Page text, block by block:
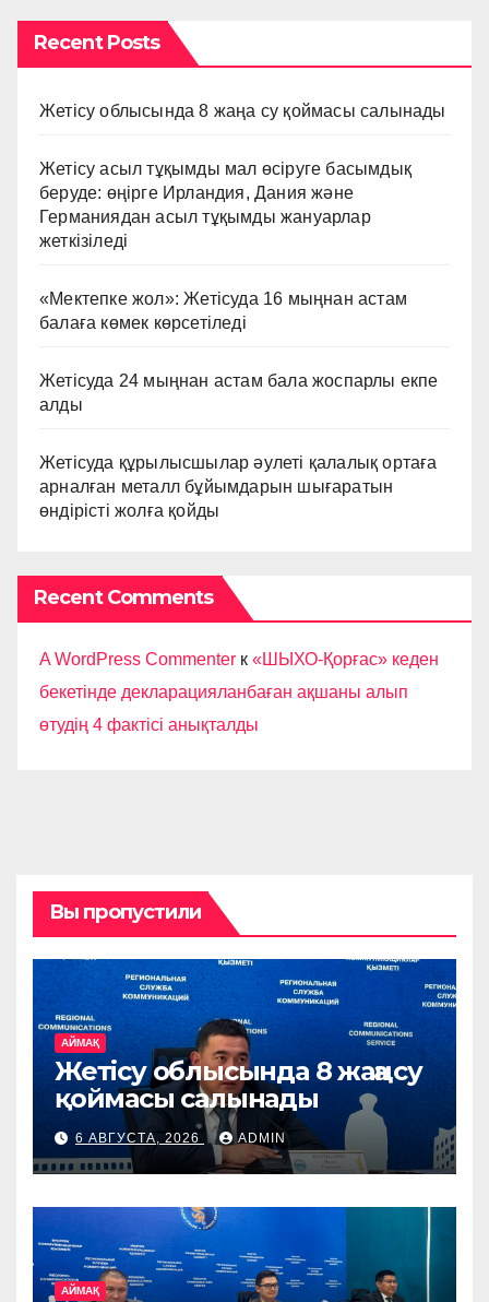
Recent Posts
Жетісу облысында 8 жаңа су қоймасы салынады
Жетісу асыл тұқымды мал өсіруге басымдық
беруде: өңірге Ирландия, Дания және
Германиядан асыл тұқымды жануарлар
жеткізіледі
«Мектепке жол»: Жетісуда 16 мыңнан астам
балаға көмек көрсетіледі
Жетісуда 24 мыңнан астам бала жоспарлы екпе
алды
Жетісуда құрылысшылар әулеті қалалық ортаға
арналған металл бұйымдарын шығаратын
өндірісті жолға қойды
Recent Comments
A WordPress Commenter к «ШЫХО-Қорғас» кеден
бекетінде декларацияланбаған ақшаны алып
өтудің 4 фактісі анықталды
Вы пропустили
АЙМАҚ
Жетісу облысында 8 жаңа су
қоймасы салынады
6 АВГУСТА, 2026 ADMIN
АЙМАҚ